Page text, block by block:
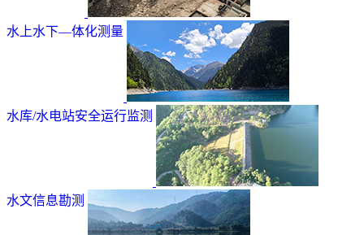
水上水下—体化测量
水库/水电站安全运行监测
水文信息勘测